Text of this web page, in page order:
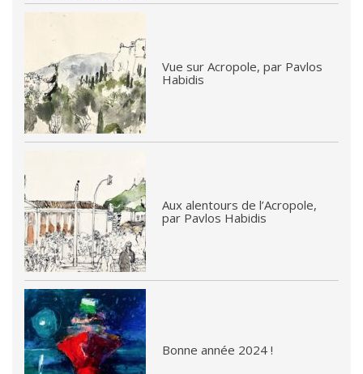
Vue sur Acropole, par Pavlos
Habidis
Aux alentours de l’Acropole,
par Pavlos Habidis
Bonne année 2024 !